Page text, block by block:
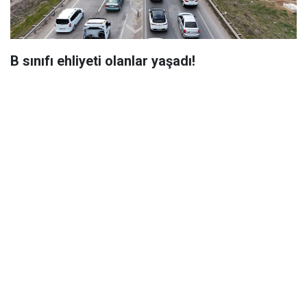
B sınıfı ehliyeti olanlar yaşadı!